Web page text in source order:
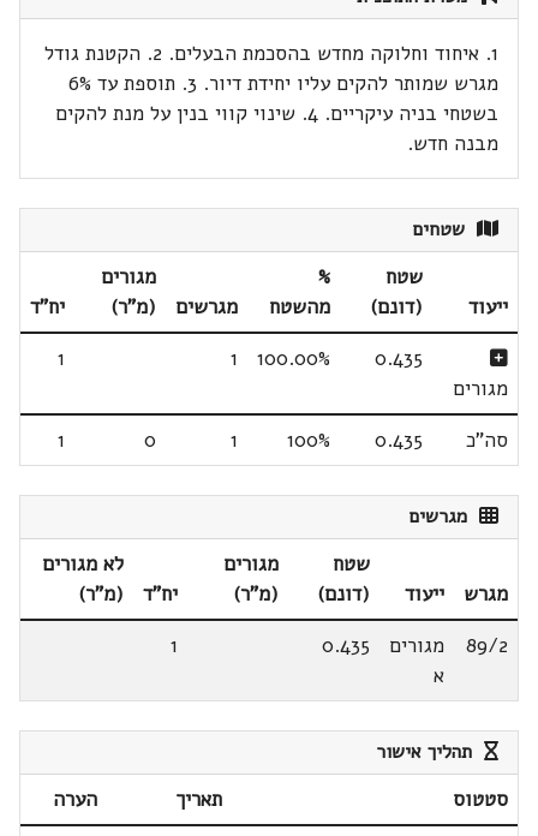
1. איחוד וחלוקה מחדש בהסכמת הבעלים. 2. הקטנת גודל
מגרש שמותר להקים עליו יחידת דיור. 3. תוספת עד 6%
בשטחי בניה עיקריים. 4. שינוי קווי בנין על מנת להקים
מבנה חדש.
שטחים
ייעוד
שטח
(דונם)
%
מהשטח
מגרשים
מגורים
(מ"ר)
יח"ד
מגורים
0.435
100.00%
1
1
סה"כ 0.435
100%
1
0
1
מגרשים
מגרש ייעוד
שטח
(דונם)
מגורים
(מ"ר)
יח"ד
לא מגורים
(מ"ר)
89/2
מגורים
א
0.435
1
תהליך אישור
סטטוס תאריך
הערה